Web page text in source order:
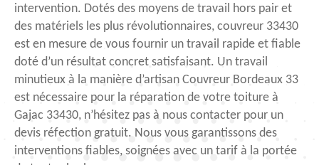
intervention. Dotés des moyens de travail hors pair et
des matériels les plus révolutionnaires, couvreur 33430
est en mesure de vous fournir un travail rapide et fiable
doté d’un résultat concret satisfaisant. Un travail
minutieux à la manière d’artisan Couvreur Bordeaux 33
est nécessaire pour la réparation de votre toiture à
Gajac 33430, n’hésitez pas à nous contacter pour un
devis réfection gratuit. Nous vous garantissons des
interventions fiables, soignées avec un tarif à la portée